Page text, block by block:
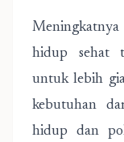
Meningkatnya
hidup sehat
untuk lebih
kebutuhan
hidup dan